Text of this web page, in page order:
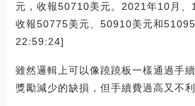
元，收報50710美元。2021年10月、
收報50775美元、50910美元和
22:59:24]
雖然邏輯上可以像蹺蹺板一樣通過手
獎勵減少的缺損，但手續費過高又不